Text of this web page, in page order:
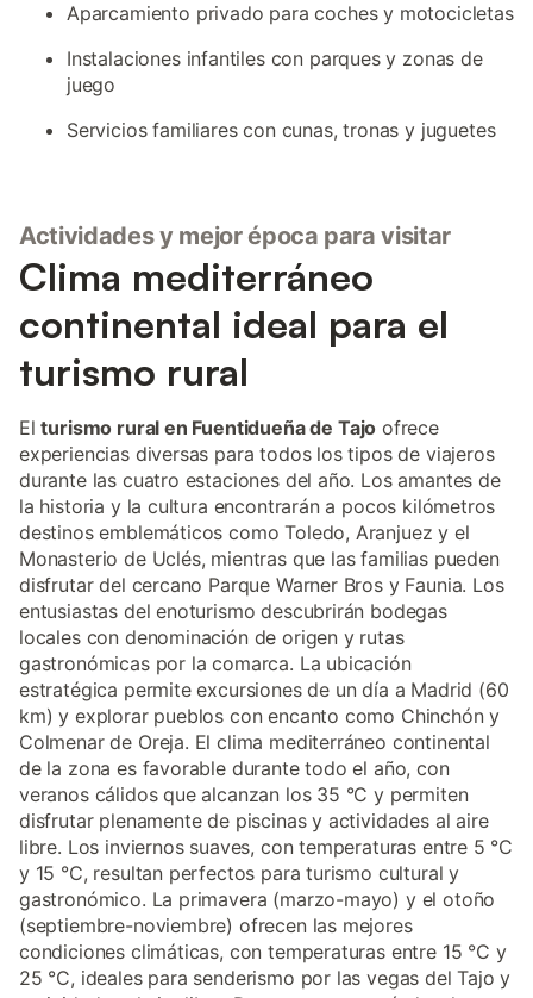
Aparcamiento privado para coches y motocicletas
Instalaciones infantiles con parques y zonas de
juego
Servicios familiares con cunas, tronas y juguetes
Actividades y mejor época para visitar
Clima mediterráneo
continental ideal para el
turismo rural
Elturismo rural en Fuentidueña de Tajo ofrece
experiencias diversas para todos los tipos de viajeros
durante las cuatro estaciones del año. Los amantes de
la historia y la cultura encontrarán a pocos kilómetros
destinos emblemáticos como Toledo, Aranjuez y el
Monasterio de Uclés, mientras que las familias pueden
disfrutar del cercano Parque Warner Bros y Faunia. Los
entusiastas del enoturismo descubrirán bodegas
locales con denominación de origen y rutas
gastronómicas por la comarca. La ubicación
estratégica permite excursiones de un día a Madrid (60
km) y explorar pueblos con encanto como Chinchón y
Colmenar de Oreja. El clima mediterráneo continental
de la zona es favorable durante todo el año, con
veranos cálidos que alcanzan los 35 °C y permiten
disfrutar plenamente de piscinas y actividades al aire
libre. Los inviernos suaves, con temperaturas entre 5 °C
y 15 °C, resultan perfectos para turismo cultural y
gastronómico. La primavera (marzo-mayo) y el otoño
(septiembre-noviembre) ofrecen las mejores
condiciones climáticas, con temperaturas entre 15 °C y
25 °C, ideales para senderismo por las vegas del Tajo y